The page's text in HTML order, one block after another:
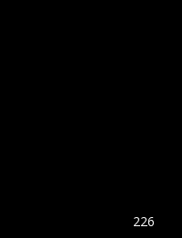
226